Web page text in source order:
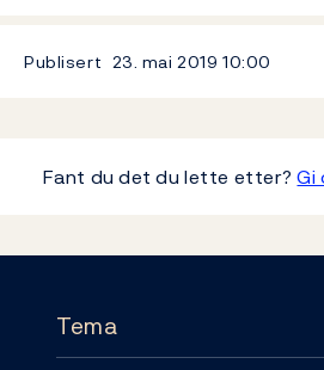
Publisert 23. mai 2019 10:00
Fant du det du lette etter?Gi
Tema